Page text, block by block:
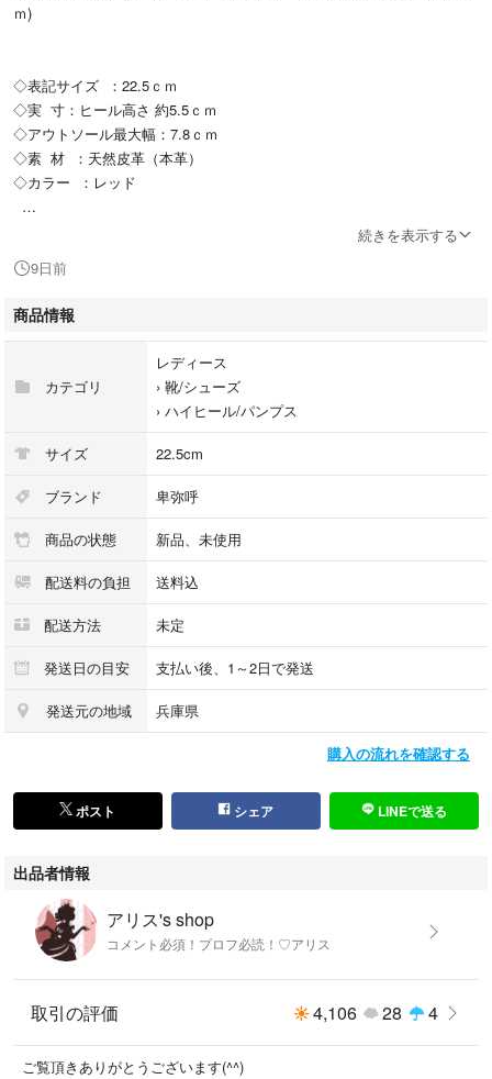
ｍ)
◇表記サイズ ：22.5ｃｍ
◇実 寸：ヒール高さ 約5.5ｃｍ
◇アウトソール最大幅：7.8ｃｍ
◇素 材 ：天然皮革（本革）
◇カラー ：レッド
HIMIKO On Rouge(オンルージュ)
ベルトモチーフがポイントの、晴雨兼用パンプス。
ビジネスにも使えるきちんとしたデザイン。
心して履ける万能な1足です。
※完全防水ではございません。予めご承知置き下さい。
新品未使用品♪
未使用品ですが個人保管になりますのでご理解いただける方のみご入札お
★ご購入前に必ずコメントお願いいたします。
沖縄・離島の場合は別途差額送料が必要になりますのでご購入前にその旨
続きを表示する
9日前
商品情報
カテゴリ
レディース
› 靴/シューズ
› ハイヒール/パンプス
サイズ 22.5cm
ブランド 卑弥呼
商品の状態 新品、未使用
配送料の負担 送料込
配送方法 未定
発送日の目安 支払い後、1～2日で発送
発送元の地域 兵庫県
購入の流れを確認する
ポスト シェア LINEで送る
出品者情報
アリス's shop
コメント必須！プロフ必読！♡アリス
取引の評価 4,106 28 4
ご覧頂きありがとうございます(^^)